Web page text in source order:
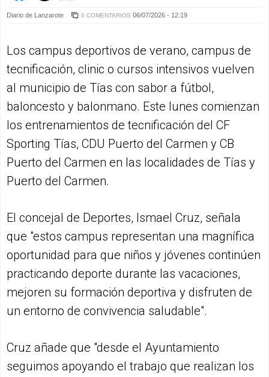
Diario de Lanzarote 0 COMENTARIOS 06/07/2026 - 12:19
Los campus deportivos de verano, campus de
tecnificación, clinic o cursos intensivos vuelven
al municipio de Tías con sabor a fútbol,
baloncesto y balonmano. Este lunes comienzan
los entrenamientos de tecnificación del CF
Sporting Tías, CDU Puerto del Carmen y CB
Puerto del Carmen en las localidades de Tías y
Puerto del Carmen.
El concejal de Deportes, Ismael Cruz, señala
que "estos campus representan una magnífica
oportunidad para que niños y jóvenes continúen
practicando deporte durante las vacaciones,
mejoren su formación deportiva y disfruten de
un entorno de convivencia saludable".
Cruz añade que "desde el Ayuntamiento
seguimos apoyando el trabajo que realizan los